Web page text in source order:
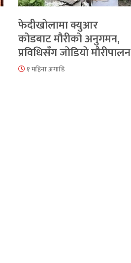
फेदीखोलामा क्युआर
कोडबाट मौरीको अनुगमन,
प्रविधिसँग जोडियो मौरीपालन
१ महिना अगाडि